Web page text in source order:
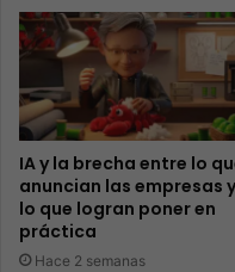
IA y la brecha entre lo
anuncian las empresas y
lo que logran poner en
práctica
Hace 2 semanas